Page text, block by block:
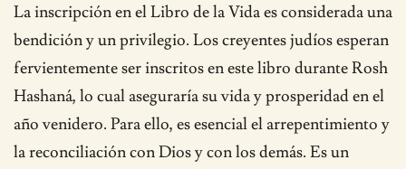
La inscripción en el Libro de la Vida es considerada una
bendición y un privilegio. Los creyentes judíos esperan
fervientemente ser inscritos en este libro durante Rosh
Hashaná, lo cual aseguraría su vida y prosperidad en el
año venidero. Para ello, es esencial el arrepentimiento y
la reconciliación con Dios y con los demás. Es un